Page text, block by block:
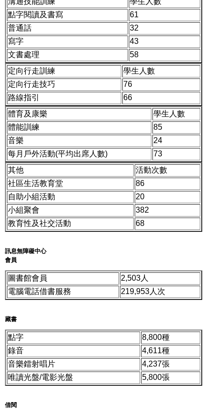
點字閱讀及書寫
61
普通話
32
寫字
43
文書處理
58
定向行走訓練
學生人數
定向行走技巧
76
路線指引
66
體育及康樂
學生人數
體能訓練
85
音樂
24
每月戶外活動(平均出席人數)
73
其他
活動次數
社區生活教育堂
86
自助小組活動
20
小組聚會
382
教育性及社交活動
68
訊息無障礙中心
會員
圖書館會員
2,503人
電腦電話借書服務
219,953人次
藏書
點字
8,800種
錄音
4,611種
音樂鐳射唱片
4,237張
唯讀光盤/電影光盤
5,800張
借閱